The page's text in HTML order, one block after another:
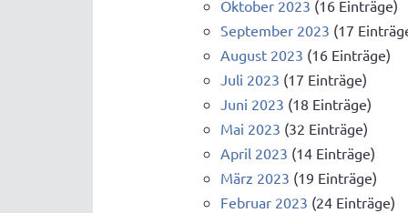
Oktober 2023 (16 Einträge)
September 2023 (17
August 2023 (16 Einträge)
Juli 2023 (17 Einträge)
Juni 2023 (18 Einträge)
Mai 2023 (32 Einträge)
April 2023 (14 Einträge)
März 2023 (19 Einträge)
Februar 2023 (24 Einträge)